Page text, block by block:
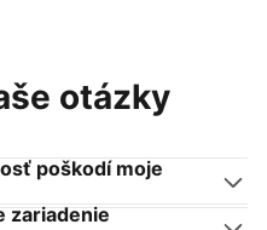
otázky
poškodí moje
zariadenie